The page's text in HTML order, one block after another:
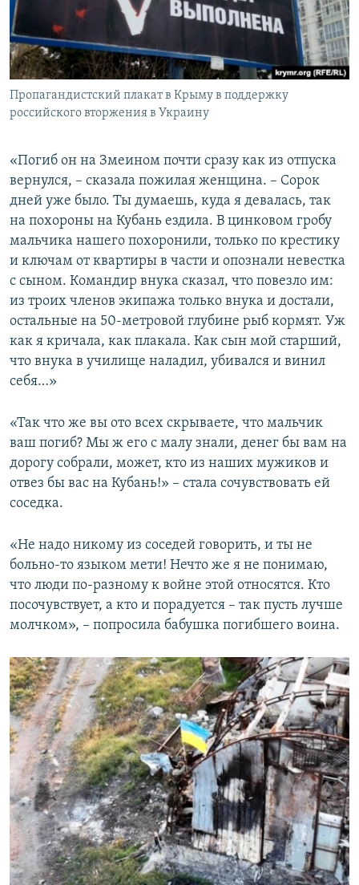
Пропагандистский плакат в Крыму в поддержку
российского вторжения в Украину
«Погиб он на Змеином почти сразу как из отпуска
вернулся, – сказала пожилая женщина. – Сорок
дней уже было. Ты думаешь, куда я девалась, так
на похороны на Кубань ездила. В цинковом гробу
мальчика нашего похоронили, только по крестику
и ключам от квартиры в части и опознали невестка
с сыном. Командир внука сказал, что повезло им:
из троих членов экипажа только внука и достали,
остальные на 50-метровой глубине рыб кормят. Уж
как я кричала, как плакала. Как сын мой старший,
что внука в училище наладил, убивался и винил
себя…»
«Так что же вы ото всех скрываете, что мальчик
ваш погиб? Мы ж его с малу знали, денег бы вам на
дорогу собрали, может, кто из наших мужиков и
отвез бы вас на Кубань!» – стала сочувствовать ей
соседка.
«Не надо никому из соседей говорить, и ты не
больно-то языком мети! Нечто же я не понимаю,
что люди по-разному к войне этой относятся. Кто
посочувствует, а кто и порадуется – так пусть лучше
молчком», – попросила бабушка погибшего воина.